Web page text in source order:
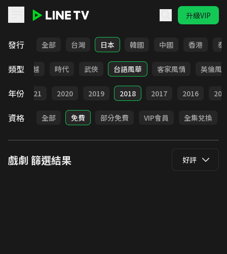
升級VIP
發行 全部 台灣 日本 韓國 中國 香港 泰
類型
俠 穿越 時代 武俠 台語風華 客家風情 英倫風
年份 2021 2020 2019 2018 2017 2016
資格 全部 免費 部分免費 VIP會員 全集兌換
戲劇 篩選結果 好評